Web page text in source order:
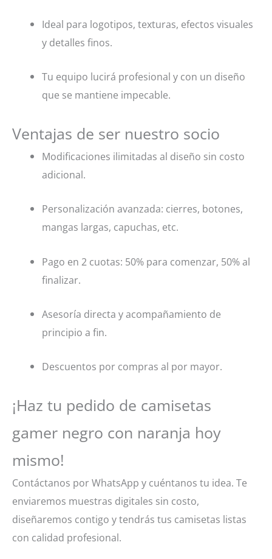
Ideal para logotipos, texturas, efectos visuales
y detalles finos.
Tu equipo lucirá profesional y con un diseño
que se mantiene impecable.
Ventajas de ser nuestro socio
Modificaciones ilimitadas al diseño sin costo
adicional.
Personalización avanzada: cierres, botones,
mangas largas, capuchas, etc.
Pago en 2 cuotas: 50% para comenzar, 50% al
finalizar.
Asesoría directa y acompañamiento de
principio a fin.
Descuentos por compras al por mayor.
¡Haz tu pedido de camisetas
gamer negro con naranja hoy
mismo!
Contáctanos por WhatsApp y cuéntanos tu idea. Te
enviaremos muestras digitales sin costo,
diseñaremos contigo y tendrás tus camisetas listas
con calidad profesional.